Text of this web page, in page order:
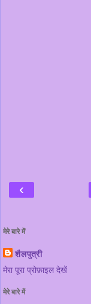
‹
मेरे बारे में
शैलपुत्री
मेरा पूरा प्रोफ़ाइल देखें
मेरे बारे में